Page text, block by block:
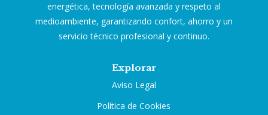
energética, tecnología avanzada y respeto al
medioambiente, garantizando confort, ahorro y un
servicio técnico profesional y continuo.
Explorar
Aviso Legal
Política de Cookies